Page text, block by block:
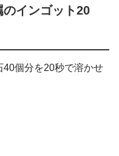
インゴット20
40個分を20秒で溶かせ